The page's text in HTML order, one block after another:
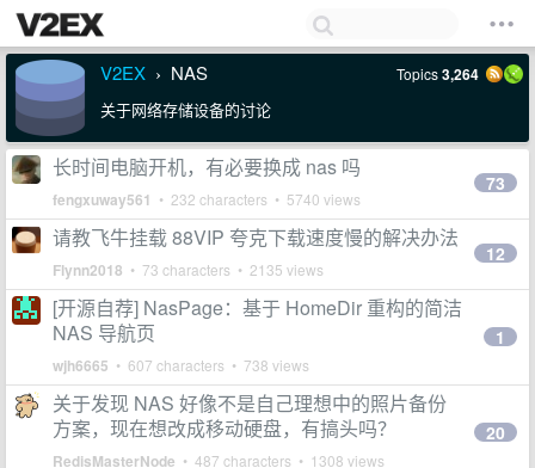
V2EX › NAS Topics3,264
关于网络存储设备的讨论
长时间电脑开机，有必要换成 nas 吗
fengxuway561 • 232 characters • 5740 views
73
请教飞牛挂载 88VIP 夸克下载速度慢的解决办法
Flynn2018 • 73 characters • 2135 views
12
[开源自荐] NasPage：基于 HomeDir 重构的简洁
NAS 导航页
wjh6665 • 607 characters • 738 views
1
关于发现 NAS 好像不是自己理想中的照片备份
方案，现在想改成移动硬盘，有搞头吗？
RedisMasterNode • 487 characters • 1308 views
20